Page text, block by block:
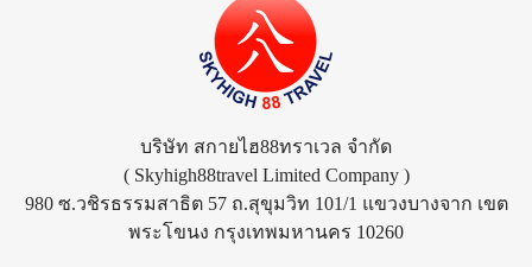
บริษัท สกายไฮ88ทราเวล จำกัด
( Skyhigh88travel Limited Company )
980 ซ.วชิรธรรมสาธิต 57 ถ.สุขุมวิท 101/1 แขวงบางจาก เขต
พระโขนง กรุงเทพมหานคร 10260